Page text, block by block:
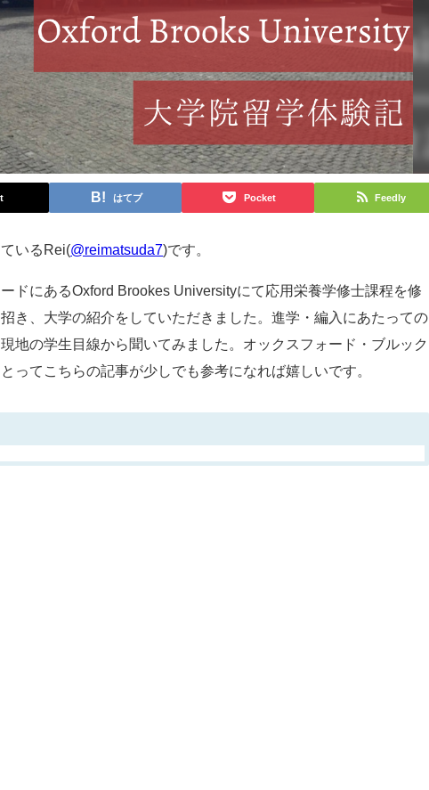
はてブ Pocket Feedly
いるRei(@reimatsuda7)です。
ドにあるOxford Brookes Universityにて応用栄養学修士課程を修
き、大学の紹介をしていただきました。進学・編入にあたっての
地の学生目線から聞いてみました。オックスフォード・ブルック
ってこちらの記事が少しでも参考になれば嬉しいです。